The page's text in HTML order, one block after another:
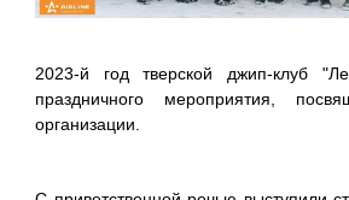
2023-й год тверской джип-клуб
праздничного мероприятия,
организации.